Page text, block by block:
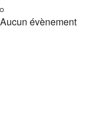
Aucun évènement